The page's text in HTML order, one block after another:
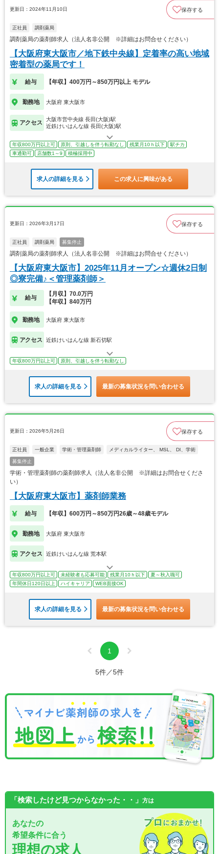
更新日：2024年11月10日 保存する
正社員 調剤薬局
調剤薬局の薬剤師求人（法人名非公開 ※詳細はお問合せください）
【大阪府東大阪市／地下鉄中央線】定着率の高い地域
密着型の薬局です！
給与 【年収】400万円～850万円以上 モデル
勤務地 大阪府 東大阪市
アクセス
大阪市営中央線 長田(大阪)駅
近鉄けいはんな線 長田(大阪)駅
年収800万円以上可 原則、引越しを伴う転勤なし 残業月10ｈ以下
駅チカ
車通勤可
店舗数1～9 積極採用中
求人の詳細を見る この求人に興味がある
更新日：2026年3月17日 保存する
正社員 調剤薬局 募集停止
調剤薬局の薬剤師求人（法人名非公開 ※詳細はお問合せください）
【大阪府東大阪市】2025年11月オープン☆週休2日制
◎寮完備♪＜管理薬剤師＞
給与
【月収】70.0万円
【年収】840万円
勤務地 大阪府 東大阪市
アクセス 近鉄けいはんな線 新石切駅
年収800万円以上可 原則、引越しを伴う転勤なし
求人の詳細を見る 最新の募集状況を問い合わせる
更新日：2026年5月26日 保存する
正社員 一般企業 学術・管理薬剤師 メディカルライター、 MSL、 DI、学術
募集停止
学術・管理薬剤師の薬剤師求人（法人名非公開 ※詳細はお問合せくださ
い）
【大阪府東大阪市】薬剤師業務
給与 【年収】600万円～850万円26歳～48歳モデル
勤務地 大阪府 東大阪市
アクセス 近鉄けいはんな線 荒本駅
年収800万円以上可 未経験者も応募可能 残業月10ｈ以下
夏～秋入職可
年間休日120日以上
ハイキャリア WEB面接OK
求人の詳細を見る 最新の募集状況を問い合わせる
1
5件／5件
「検索したけど見つからなかった・・」 方は
あなたの
希望条件に合う
理想の求人